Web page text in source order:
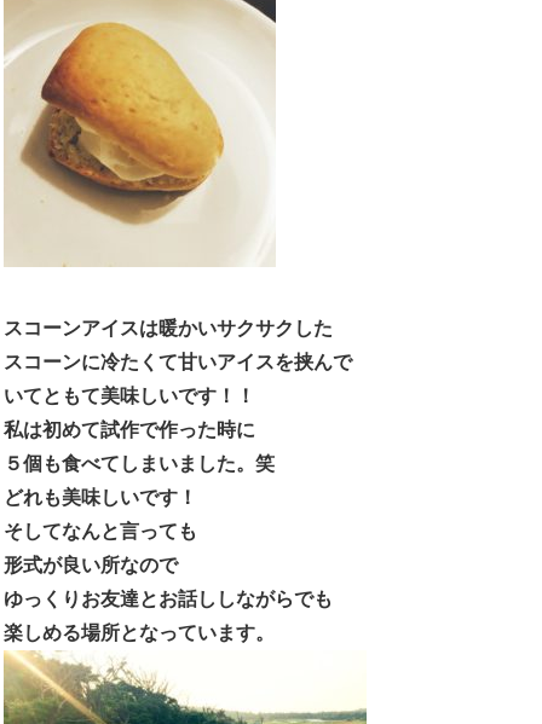
スコーンアイスは暖かいサクサクした
スコーンに冷たくて甘いアイスを挟んで
いてともて美味しいです！！
私は初めて試作で作った時に
５個も食べてしまいました。笑
どれも美味しいです！
そしてなんと言っても
形式が良い所なので
ゆっくりお友達とお話ししながらでも
楽しめる場所となっています。